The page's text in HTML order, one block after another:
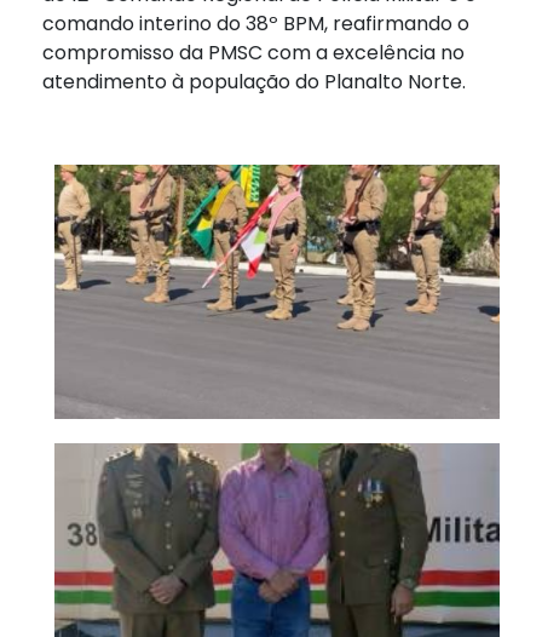
comando interino do 38º BPM, reafirmando o
compromisso da PMSC com a excelência no
atendimento à população do Planalto Norte.